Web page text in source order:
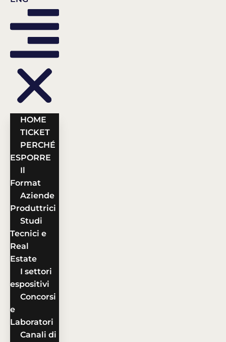
HOME
TICKET
PERCHÉ
ESPORRE
Il
Format
Aziende
Produttrici
Studi
Tecnici e
Real
Estate
I settori
espositivi
Concorsi
e
Laboratori
Canali di